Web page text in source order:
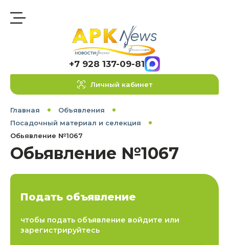
+7 928 137-09-81
Личный кабинет
Главная
Объявления
Посадочный материал и селекция
Обьявление №1067
Обьявление №1067
Подать объявление
чтобы подать объявление войдите или
зарегистрируйтесь